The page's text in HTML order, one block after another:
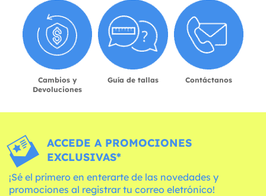
Cambios y
Devoluciones
Guía de tallas Contáctanos
ACCEDE A PROMOCIONES
EXCLUSIVAS*
¡Sé el primero en enterarte de las novedades y
promociones al registrar tu correo eletrónico!